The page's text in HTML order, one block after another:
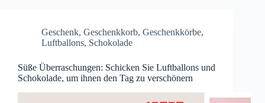
Geschenk, Geschenkkorb, Geschenkkörbe,
Luftballons, Schokolade
Süße Überraschungen: Schicken Sie Luftballons und
Schokolade, um ihnen den Tag zu verschönern